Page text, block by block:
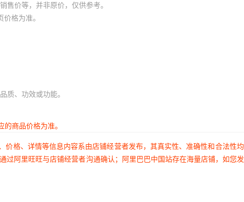
价等，并非原价，仅供参考。
格为准。
质、功效或功能。
商品价格为准。
格、详情等信息内容系由店铺经营者发布，其真实性、准确性和合法性
阿里旺旺与店铺经营者沟通确认；阿里巴巴中国站存在海量店铺，如您